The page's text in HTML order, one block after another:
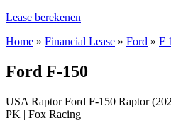
Lease berekenen
Home » Financial Lease » Ford » F
Ford F-150
USA Raptor Ford F-150 Raptor
PK | Fox Racing